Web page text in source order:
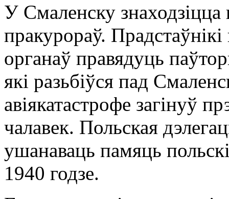
У Смаленску знаходзіцца
пракурораў.
органаў правядуць
які разьбіўся пад
авіякатастрофе загінуў
чалавек. Польская
ушанаваць памяць
1940 годзе.